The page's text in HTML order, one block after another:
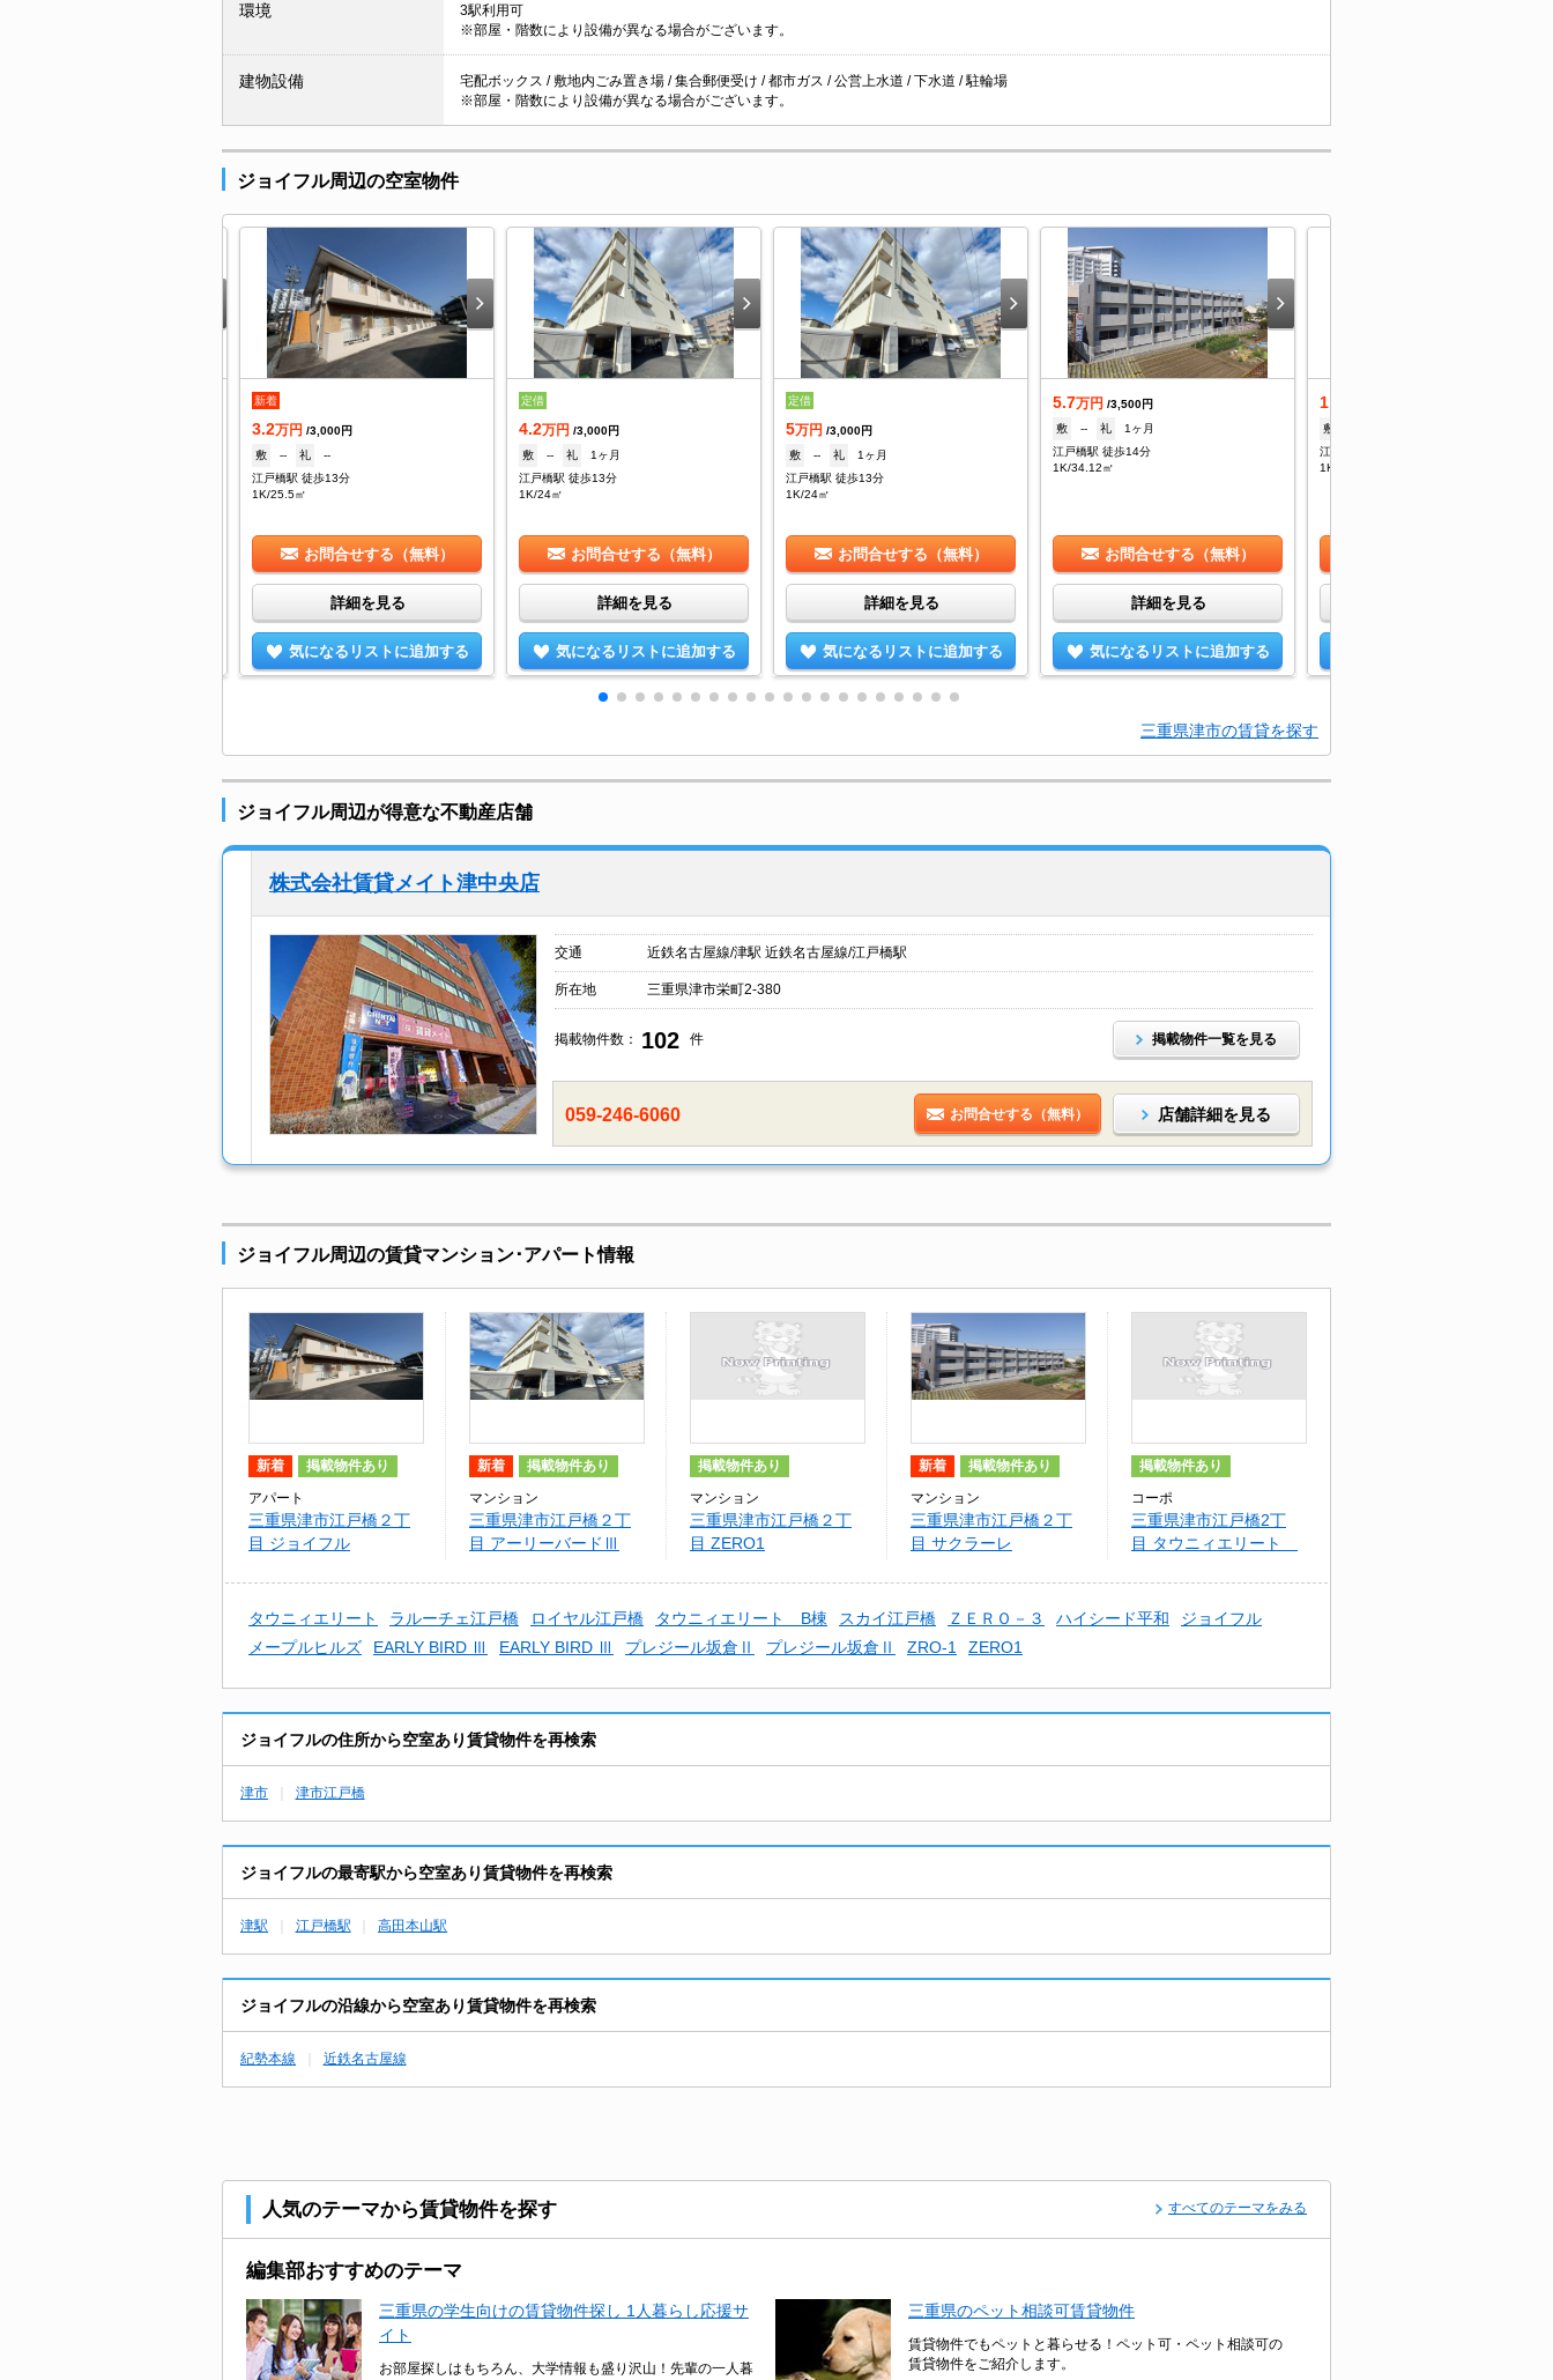
環境
3駅利用可
※部屋・階数により設備が異なる場合がございます。
建物設備
宅配ボックス / 敷地内ごみ置き場 / 集合郵便受け / 都市ガス / 公営上水道 / 下水道 / 駐輪場
※部屋・階数により設備が異なる場合がございます。
ジョイフル周辺の空室物件
新着
3.2万円 /3,000円
敷
-- 礼
--
江戸橋駅 徒歩13分
1K/25.5㎡
お問合せする（無料）
詳細を見る
気になるリストに追加する
定借
4.2万円 /3,000円
敷
-- 礼
1ヶ月
江戸橋駅 徒歩13分
1K/24㎡
お問合せする（無料）
詳細を見る
気になるリストに追加する
定借
5万円 /3,000円
敷
-- 礼
1ヶ月
江戸橋駅 徒歩13分
1K/24㎡
お問合せする（無料）
詳細を見る
気になるリストに追加する
5.7万円 /3,500円
敷
-- 礼
1ヶ月
江戸橋駅 徒歩14分
1K/34.12㎡
お問合せする（無料）
詳細を見る
気になるリストに追加する
1.9
敷
江戸橋駅 徒歩16分
1K/21.21㎡
三重県津市の賃貸を探す
ジョイフル周辺が得意な不動産店舗
株式会社賃貸メイト津中央店
交通 近鉄名古屋線/津駅 近鉄名古屋線/江戸橋駅
所在地 三重県津市栄町2-380
掲載物件数： 102 件 掲載物件一覧を見る
059-246-6060 お問合せする（無料） 店舗詳細を見る
ジョイフル周辺の賃貸マンション･アパート情報
新着 掲載物件あり
アパート
三重県津市江戸橋２丁
目 ジョイフル
新着 掲載物件あり
マンション
三重県津市江戸橋２丁
目 アーリーバードⅢ
掲載物件あり
マンション
三重県津市江戸橋２丁
目 ZERO1
新着 掲載物件あり
マンション
三重県津市江戸橋２丁
目 サクラーレ
掲載物件あり
コーポ
三重県津市江戸橋2丁
目 タウニィエリート
タウニィエリート ラルーチェ江戸橋 ロイヤル江戸橋 タウニィエリート B棟 スカイ江戸橋 ＺＥＲＯ－３ ハイシード平和
ジョイフル
メープルヒルズ
EARLY BIRD Ⅲ EARLY BIRD Ⅲ プレジール坂倉Ⅱ プレジール坂倉Ⅱ ZRO-1 ZERO1
ジョイフルの住所から空室あり賃貸物件を再検索
津市 津市江戸橋
ジョイフルの最寄駅から空室あり賃貸物件を再検索
津駅 江戸橋駅 高田本山駅
ジョイフルの沿線から空室あり賃貸物件を再検索
紀勢本線 近鉄名古屋線
人気のテーマから賃貸物件を探す すべてのテーマをみる
編集部おすすめのテーマ
三重県の学生向けの賃貸物件探し 1人暮らし応援サ
イト
お部屋探しはもちろん、大学情報も盛り沢山！先輩の一人暮
三重県のペット相談可賃貸物件
賃貸物件でもペットと暮らせる！ペット可・ペット相談可の
賃貸物件をご紹介します。